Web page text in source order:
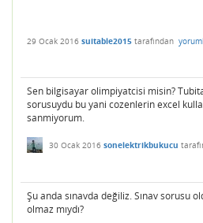
29 Ocak 2016 suitable2015 tarafından
Sen bilgisayar olimpiyatcisi misin?
sorusuydu bu yani cozenlerin excel
sanmiyorum.
30 Ocak 2016 sonelektrikbukucu
Şu anda sınavda değiliz. Sınav sorusu
olmaz mıydı?